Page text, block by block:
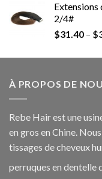
Extensions
2/4#
$31.40 – $
À PROPOS DE
Rebe Hair est une
en gros en Chine.
tissages de cheveux
perruques en dentelle